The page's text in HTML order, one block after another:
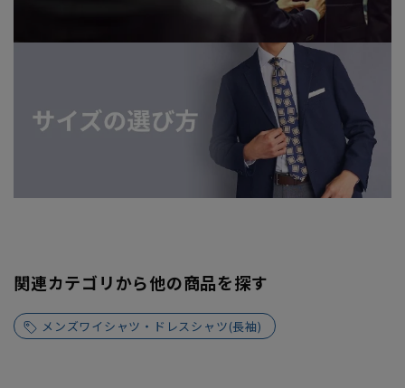
関連カテゴリから他の商品を探す
メンズワイシャツ・ドレスシャツ(長袖)